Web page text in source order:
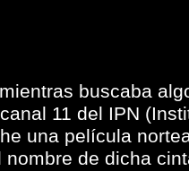
buscaba
11 del IPN
una película
nombre de dicha